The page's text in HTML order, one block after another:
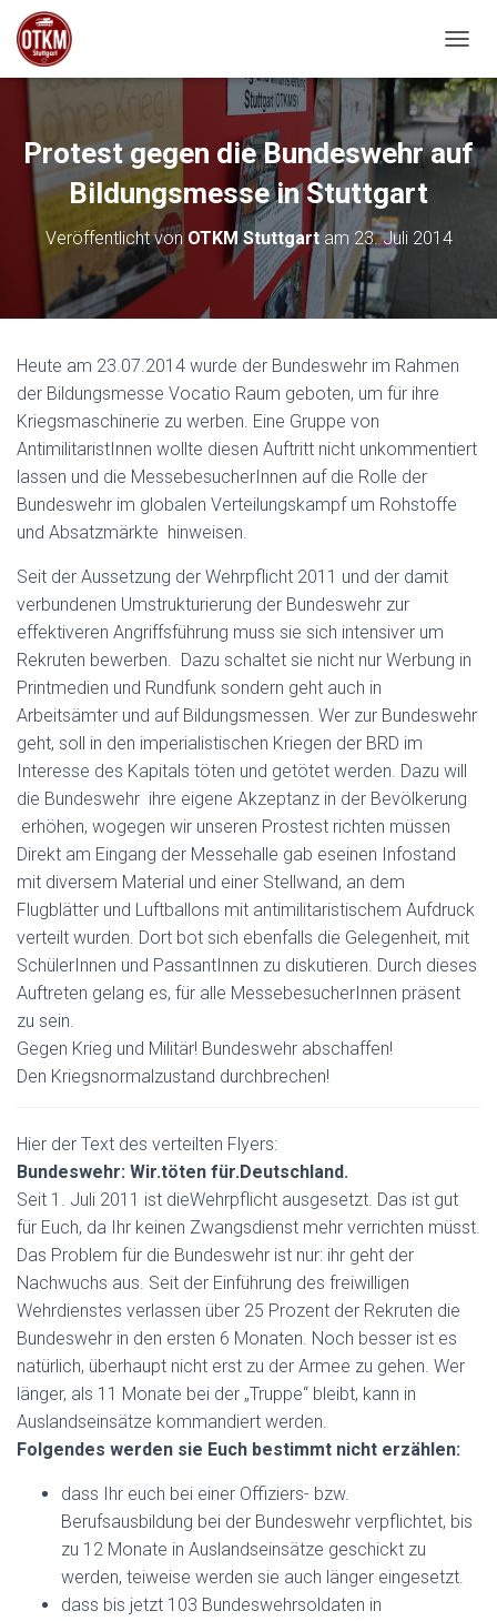
Protest gegen die Bundeswehr auf
Bildungsmesse in Stuttgart
Veröffentlicht von OTKM Stuttgartam 23. Juli 2014
Heute am 23.07.2014 wurde der Bundeswehr im Rahmen
der Bildungsmesse Vocatio Raum geboten, um für ihre
Kriegsmaschinerie zu werben. Eine Gruppe von
AntimilitaristInnen wollte diesen Auftritt nicht unkommentiert
lassen und die MessebesucherInnen auf die Rolle der
Bundeswehr im globalen Verteilungskampf um Rohstoffe
und Absatzmärkte hinweisen.
Seit der Aussetzung der Wehrpflicht 2011 und der damit
verbundenen Umstrukturierung der Bundeswehr zur
effektiveren Angriffsführung muss sie sich intensiver um
Rekruten bewerben. Dazu schaltet sie nicht nur Werbung in
Printmedien und Rundfunk sondern geht auch in
Arbeitsämter und auf Bildungsmessen. Wer zur Bundeswehr
geht, soll in den imperialistischen Kriegen der BRD im
Interesse des Kapitals töten und getötet werden. Dazu will
die Bundeswehr ihre eigene Akzeptanz in der Bevölkerung
erhöhen, wogegen wir unseren Prostest richten müssen
Direkt am Eingang der Messehalle gab eseinen Infostand
mit diversem Material und einer Stellwand, an dem
Flugblätter und Luftballons mit antimilitaristischem Aufdruck
verteilt wurden. Dort bot sich ebenfalls die Gelegenheit, mit
SchülerInnen und PassantInnen zu diskutieren. Durch dieses
Auftreten gelang es, für alle MessebesucherInnen präsent
zu sein.
Gegen Krieg und Militär! Bundeswehr abschaffen!
Den Kriegsnormalzustand durchbrechen!
Hier der Text des verteilten Flyers:
Bundeswehr: Wir.töten für.Deutschland.
Seit 1. Juli 2011 ist dieWehrpflicht ausgesetzt. Das ist gut
für Euch, da Ihr keinen Zwangsdienst mehr verrichten müsst.
Das Problem für die Bundeswehr ist nur: ihr geht der
Nachwuchs aus. Seit der Einführung des freiwilligen
Wehrdienstes verlassen über 25 Prozent der Rekruten die
Bundeswehr in den ersten 6 Monaten. Noch besser ist es
natürlich, überhaupt nicht erst zu der Armee zu gehen. Wer
länger, als 11 Monate bei der „Truppe“ bleibt, kann in
Auslandseinsätze kommandiert werden.
Folgendes werden sie Euch bestimmt nicht erzählen:
dass Ihr euch bei einer Offiziers- bzw.
Berufsausbildung bei der Bundeswehr verpflichtet, bis
zu 12 Monate in Auslandseinsätze geschickt zu
werden, teiweise werden sie auch länger eingesetzt.
dass bis jetzt 103 Bundeswehrsoldaten in